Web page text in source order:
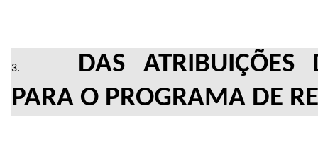
DAS ATRIBUIÇÕES
PARA O PROGRAMA DE